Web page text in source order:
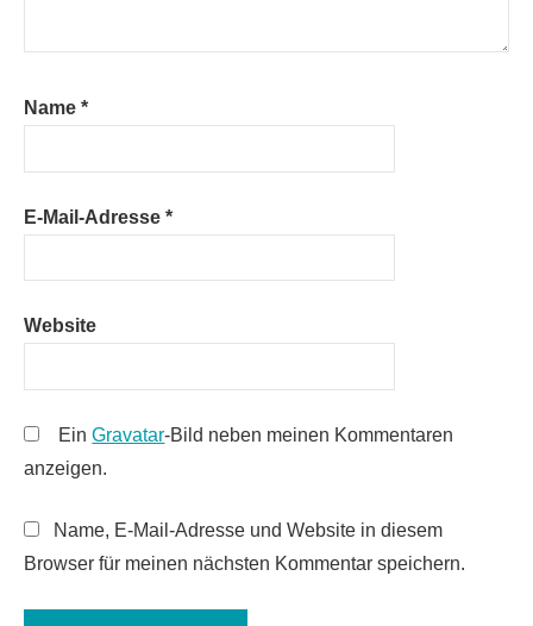
Name *
E-Mail-Adresse *
Website
EinGravatar-Bild neben meinen Kommentaren
anzeigen.
Name, E-Mail-Adresse und Website in diesem
Browser für meinen nächsten Kommentar speichern.